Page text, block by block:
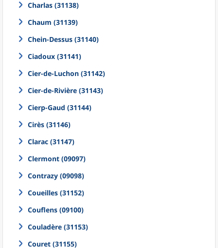
Charlas (31138)
Chaum (31139)
Chein-Dessus (31140)
Ciadoux (31141)
Cier-de-Luchon (31142)
Cier-de-Rivière (31143)
Cierp-Gaud (31144)
Cirès (31146)
Clarac (31147)
Clermont (09097)
Contrazy (09098)
Coueilles (31152)
Couflens (09100)
Couladère (31153)
Couret (31155)